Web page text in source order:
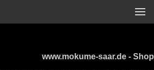
www.mokume-saar.de - Shop